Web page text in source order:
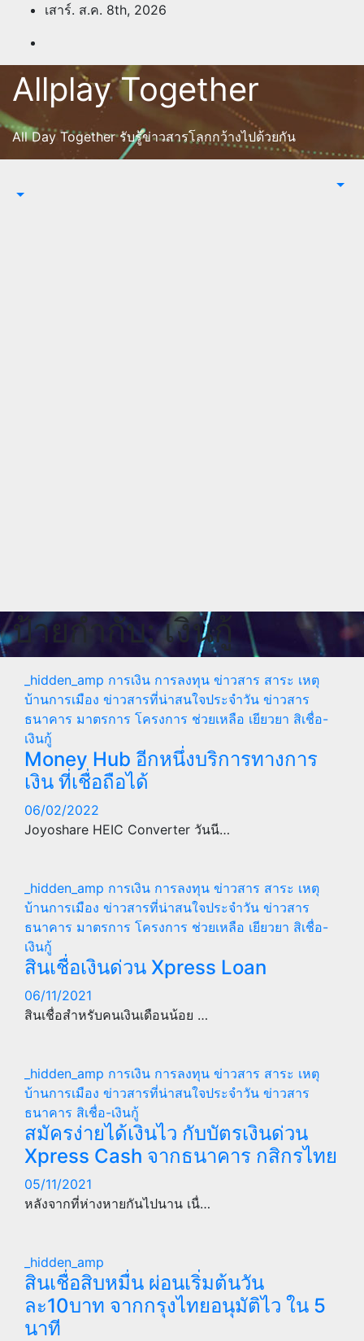
content
เสาร์. ส.ค. 8th, 2026
Allplay Together
All Day Together รับรู้ข่าวสารโลกกว้างไปด้วยกัน
ป้ายกำกับ:เงินกู้
_hidden_amp การเงิน การลงทุน ข่าวสาร สาระ เหตุ
บ้านการเมือง ข่าวสารที่น่าสนใจประจำวัน ข่าวสาร
ธนาคาร มาตรการ โครงการ ช่วยเหลือ เยียวยา สิเชื่อ-
เงินกู้
Money Hub อีกหนึ่งบริการทางการ
เงิน ที่เชื่อถือได้
06/02/2022
Joyoshare HEIC Converter วันนี…
_hidden_amp การเงิน การลงทุน ข่าวสาร สาระ เหตุ
บ้านการเมือง ข่าวสารที่น่าสนใจประจำวัน ข่าวสาร
ธนาคาร มาตรการ โครงการ ช่วยเหลือ เยียวยา สิเชื่อ-
เงินกู้
สินเชื่อเงินด่วน Xpress Loan
06/11/2021
สินเชื่อสำหรับคนเงินเดือนน้อย …
_hidden_amp การเงิน การลงทุน ข่าวสาร สาระ เหตุ
บ้านการเมือง ข่าวสารที่น่าสนใจประจำวัน ข่าวสาร
ธนาคาร สิเชื่อ-เงินกู้
สมัครง่ายได้เงินไว กับบัตรเงินด่วน
Xpress Cash จากธนาคาร กสิกรไทย
05/11/2021
หลังจากที่ห่างหายกันไปนาน เนื่…
_hidden_amp
สินเชื่อสิบหมื่น ผ่อนเริ่มต้นวัน
ละ10บาท จากกรุงไทยอนุมัติไว ใน 5
นาที